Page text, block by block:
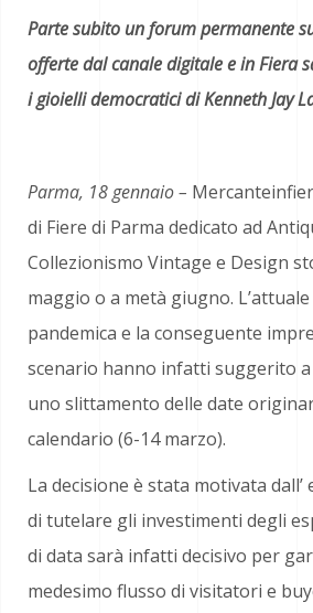
Parte subito un forum permanente
offerte dal canale digitale e in Fiera
i gioielli democratici di Kenneth Jay
Parma, 18 gennaio –
di Fiere di Parma dedicato ad
Collezionismo Vintage e Design
maggio o a metà giugno.
pandemica e la conseguente
scenario hanno infatti suggerito a
uno slittamento delle date
calendario (6-14 marzo).
La decisione è stata motivata
di tutelare gli investimenti degli
di data sarà infatti decisivo per
medesimo flusso di visitatori e